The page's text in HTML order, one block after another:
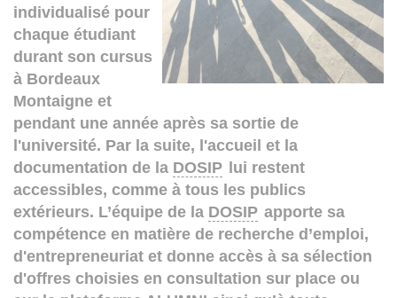
individualisé pour
chaque étudiant
durant son cursus
à Bordeaux
Montaigne et
pendant une année après sa sortie de
l'université. Par la suite, l'accueil et la
documentation de la DOSIP lui restent
accessibles, comme à tous les publics
extérieurs. L’équipe de la DOSIP apporte sa
compétence en matière de recherche d’emploi,
d'entrepreneuriat et donne accès à sa sélection
d'offres choisies en consultation sur place ou